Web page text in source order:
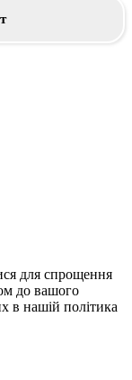
для спрощення
до вашого
в нашій політика